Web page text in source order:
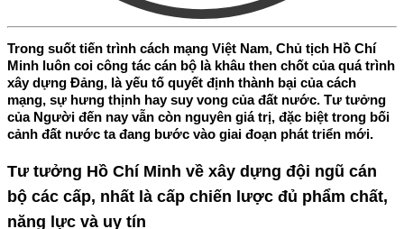
Trong suốt tiến trình cách mạng Việt Nam, Chủ tịch Hồ Chí
Minh luôn coi công tác cán bộ là khâu then chốt của quá trình
xây dựng Đảng, là yếu tố quyết định thành bại của cách
mạng, sự hưng thịnh hay suy vong của đất nước. Tư tưởng
của Người đến nay vẫn còn nguyên giá trị, đặc biệt trong bối
cảnh đất nước ta đang bước vào giai đoạn phát triển mới.
Tư tưởng Hồ Chí Minh về xây dựng đội ngũ cán
bộ các cấp, nhất là cấp chiến lược đủ phẩm chất,
năng lực và uy tín